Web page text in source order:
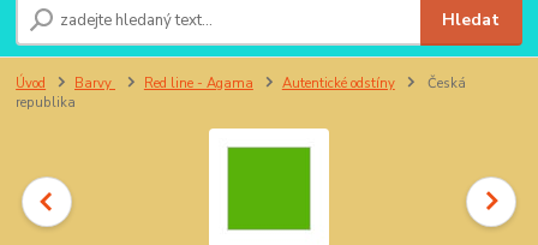
Hledat
Úvod Barvy Red line - Agama Autentické odstíny
Česká
republika